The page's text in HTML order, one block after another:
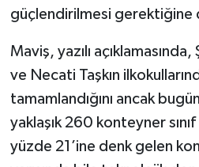
güçlendirilmesi gerektiğine
Maviş, yazılı
ve Necati Taşkın
tamamlandığını ancak
yaklaşık 260 konteyner
yüzde 21’ine denk gelen